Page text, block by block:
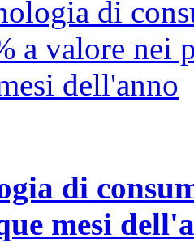
di
mesi